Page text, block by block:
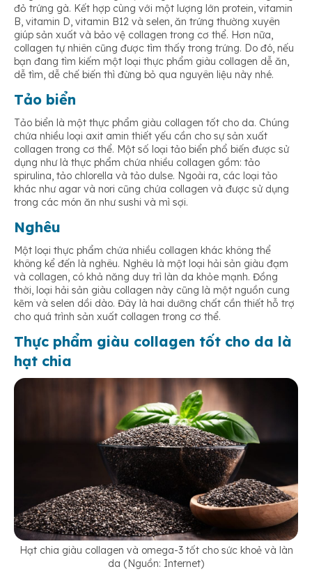
đỏ trứng gà. Kết hợp cùng với một lượng lớn protein, vitamin
B, vitamin D, vitamin B12 và selen, ăn trứng thường xuyên
giúp sản xuất và bảo vệ collagen trong cơ thể. Hơn nữa,
collagen tự nhiên cũng được tìm thấy trong trứng. Do đó, nếu
bạn đang tìm kiếm một loại thực phẩm giàu collagen dễ ăn,
dễ tìm, dễ chế biến thì đừng bỏ qua nguyên liệu này nhé.
Tảo biển
Tảo biển là một thực phẩm giàu collagen tốt cho da. Chúng
chứa nhiều loại axit amin thiết yếu cần cho sự sản xuất
collagen trong cơ thể. Một số loại tảo biển phổ biến được sử
dụng như là thực phẩm chứa nhiều collagen gồm: tảo
spirulina, tảo chlorella và tảo dulse. Ngoài ra, các loại tảo
khác như agar và nori cũng chứa collagen và được sử dụng
trong các món ăn như sushi và mì sợi.
Nghêu
Một loại thực phẩm chứa nhiều collagen khác không thể
không kể đến là nghêu. Nghêu là một loại hải sản giàu đạm
và collagen, có khả năng duy trì làn da khỏe mạnh. Đồng
thời, loại hải sản giàu collagen này cũng là một nguồn cung
kẽm và selen dồi dào. Đây là hai dưỡng chất cần thiết hỗ trợ
cho quá trình sản xuất collagen trong cơ thể.
Thực phẩm giàu collagen tốt cho da là
hạt chia
Hạt chia giàu collagen và omega-3 tốt cho sức khoẻ và làn
da (Nguồn: Internet)